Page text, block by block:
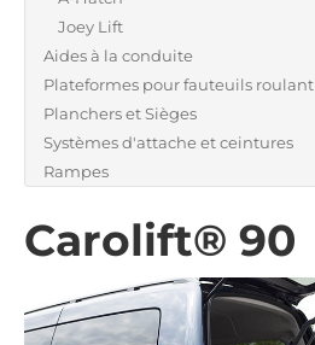
Joey Lift
Aides à la conduite
Plateformes pour fauteuils roulant
Planchers et Sièges
Systèmes d'attache et ceintures
Rampes
Carolift® 90